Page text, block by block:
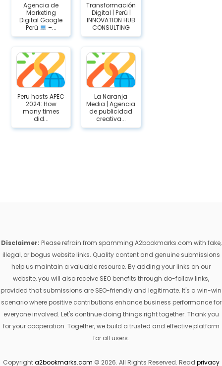
Agencia de
Marketing
Digital Google
Perú
–...
Transformación
Digital | Perú |
INNOVATION HUB
CONSULTING
Peru hosts APEC
2024: How
many times
did...
La Naranja
Media | Agencia
de publicidad
creativa...
Disclaimer: Please refrain from spamming A2bookmarks.com with fake,
illegal, or bogus website links. Quality content and genuine submissions
help us maintain a valuable resource. By adding your links on our
website, you will also receive SEO benefits through do-follow links,
provided that submissions are SEO-friendly and legitimate. It's a win-win
scenario where positive contributions enhance business performance for
everyone involved. Let's continue doing things right together. Thank you
for your cooperation. Together, we build a trusted and effective platform
for all users.
Copyrighta2bookmarks.com © 2026. All Rights Reserved. Read privacy